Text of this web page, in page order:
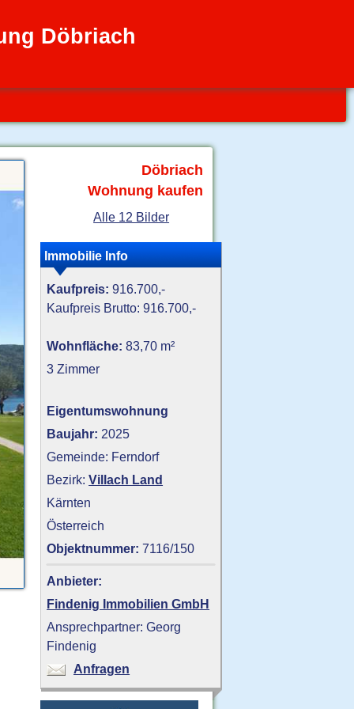
Döbriach
Döbriach
Wohnung kaufen
Alle 12 Bilder
Immobilie Info
Kaufpreis: 916.700,-
Kaufpreis Brutto: 916.700,-
Wohnfläche: 83,70 m²
3 Zimmer
Eigentumswohnung
Baujahr: 2025
Gemeinde: Ferndorf
Bezirk:Villach Land
Kärnten
Österreich
Objektnummer: 7116/150
Anbieter:
Findenig Immobilien GmbH
Ansprechpartner: Georg
Findenig
Anfragen